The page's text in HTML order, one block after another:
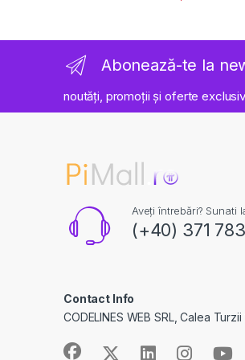
Abonează-te la
noutăți, promoții și oferte
Aveți întrebări? Sunati
(+40) 371
Contact Info
CODELINES WEB SRL, Calea